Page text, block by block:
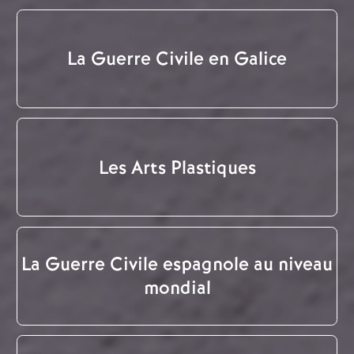
La Guerre Civile en Galice
Les Arts Plastiques
La Guerre Civile espagnole au niveau
mondial